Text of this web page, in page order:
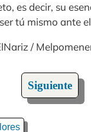
es decir, su
tú mismo ante
/
Siguiente